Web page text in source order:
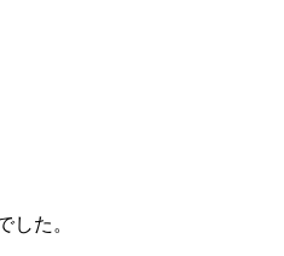
した。